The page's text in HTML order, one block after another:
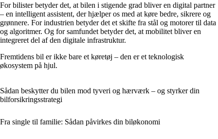
For bilister betyder det, at bilen i stigende grad bliver en digital partner
– en intelligent assistent, der hjælper os med at køre bedre, sikrere og
grønnere. For industrien betyder det et skifte fra stål og motorer til data
og algoritmer. Og for samfundet betyder det, at mobilitet bliver en
integreret del af den digitale infrastruktur.
Fremtidens bil er ikke bare et køretøj – den er et teknologisk
økosystem på hjul.
Sådan beskytter du bilen mod tyveri og hærværk – og styrker din
bilforsikringsstrategi
Fra single til familie: Sådan påvirkes din biløkonomi